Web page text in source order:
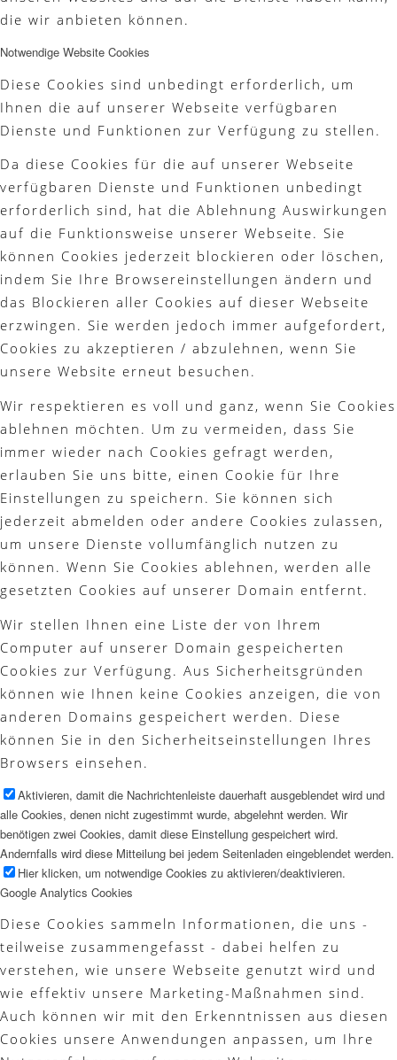
die wir anbieten können.
Notwendige Website Cookies
Diese Cookies sind unbedingt erforderlich, um
Ihnen die auf unserer Webseite verfügbaren
Dienste und Funktionen zur Verfügung zu stellen.
Da diese Cookies für die auf unserer Webseite
verfügbaren Dienste und Funktionen unbedingt
erforderlich sind, hat die Ablehnung Auswirkungen
auf die Funktionsweise unserer Webseite. Sie
können Cookies jederzeit blockieren oder löschen,
indem Sie Ihre Browsereinstellungen ändern und
das Blockieren aller Cookies auf dieser Webseite
erzwingen. Sie werden jedoch immer aufgefordert,
Cookies zu akzeptieren / abzulehnen, wenn Sie
unsere Website erneut besuchen.
Wir respektieren es voll und ganz, wenn Sie Cookies
ablehnen möchten. Um zu vermeiden, dass Sie
immer wieder nach Cookies gefragt werden,
erlauben Sie uns bitte, einen Cookie für Ihre
Einstellungen zu speichern. Sie können sich
jederzeit abmelden oder andere Cookies zulassen,
um unsere Dienste vollumfänglich nutzen zu
können. Wenn Sie Cookies ablehnen, werden alle
gesetzten Cookies auf unserer Domain entfernt.
Wir stellen Ihnen eine Liste der von Ihrem
Computer auf unserer Domain gespeicherten
Cookies zur Verfügung. Aus Sicherheitsgründen
können wie Ihnen keine Cookies anzeigen, die von
anderen Domains gespeichert werden. Diese
können Sie in den Sicherheitseinstellungen Ihres
Browsers einsehen.
Aktivieren, damit die Nachrichtenleiste dauerhaft ausgeblendet wird und
alle Cookies, denen nicht zugestimmt wurde, abgelehnt werden. Wir
benötigen zwei Cookies, damit diese Einstellung gespeichert wird.
Andernfalls wird diese Mitteilung bei jedem Seitenladen eingeblendet werden.
Hier klicken, um notwendige Cookies zu aktivieren/deaktivieren.
Google Analytics Cookies
Diese Cookies sammeln Informationen, die uns -
teilweise zusammengefasst - dabei helfen zu
verstehen, wie unsere Webseite genutzt wird und
wie effektiv unsere Marketing-Maßnahmen sind.
Auch können wir mit den Erkenntnissen aus diesen
Cookies unsere Anwendungen anpassen, um Ihre